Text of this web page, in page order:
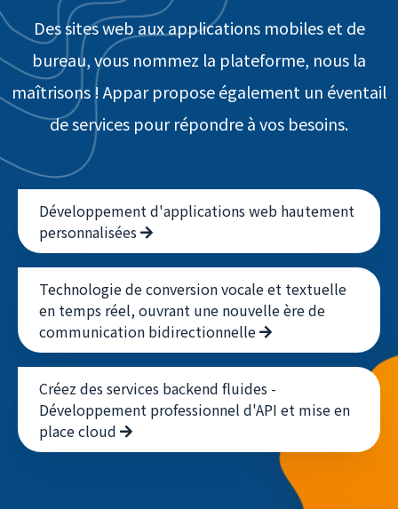
Des sites web aux applications mobiles et de
bureau, vous nommez la plateforme, nous la
maîtrisons ! Appar propose également un éventail
de services pour répondre à vos besoins.
Développement d'applications web hautement
personnalisées
Technologie de conversion vocale et textuelle
en temps réel, ouvrant une nouvelle ère de
communication bidirectionnelle
Créez des services backend fluides -
Développement professionnel d'API et mise en